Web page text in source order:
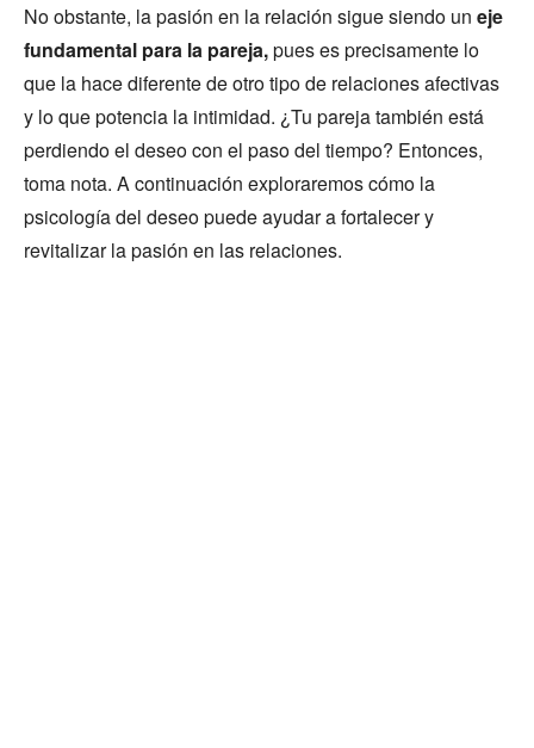
No obstante, la pasión en la relación sigue siendo un eje
fundamental para la pareja,pues es precisamente lo
que la hace diferente de otro tipo de relaciones afectivas
y lo que potencia la intimidad. ¿Tu pareja también está
perdiendo el deseo con el paso del tiempo? Entonces,
toma nota. A continuación exploraremos cómo la
psicología del deseo puede ayudar a fortalecer y
revitalizar la pasión en las relaciones.